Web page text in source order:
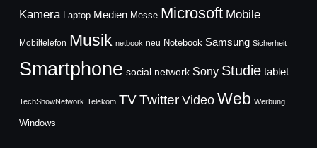
Kamera Laptop Medien Messe Microsoft Mobile
Mobiltelefon Musik netbook neu Notebook Samsung Sicherheit
Smartphone social network Sony Studie tablet
TechShowNetwork Telekom TVTwitter Video Web Werbung
Windows